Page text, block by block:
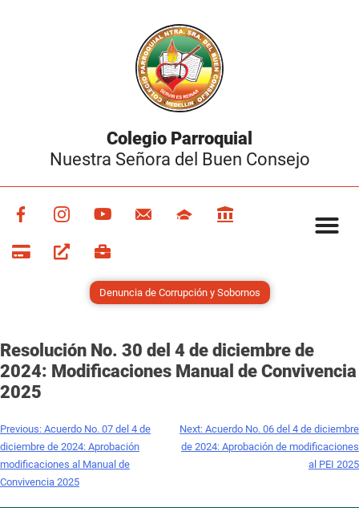
Colegio Parroquial
Nuestra Señora del Buen Consejo
Denuncia de Corrupción y Sobornos
Resolución No. 30 del 4 de diciembre de
2024: Modificaciones Manual de Convivencia
2025
Previous: Acuerdo No. 07 del 4 de
diciembre de 2024: Aprobación
modificaciones al Manual de
Convivencia 2025
Next: Acuerdo No. 06 del 4 de diciembre
de 2024: Aprobación de modificaciones
al PEI 2025